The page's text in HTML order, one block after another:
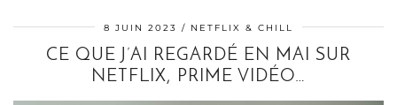
8 JUIN 2023 NETFLIX & CHILL
CE QUE J’AI REGARDÉ EN MAI SUR
NETFLIX, PRIME VIDÉO…